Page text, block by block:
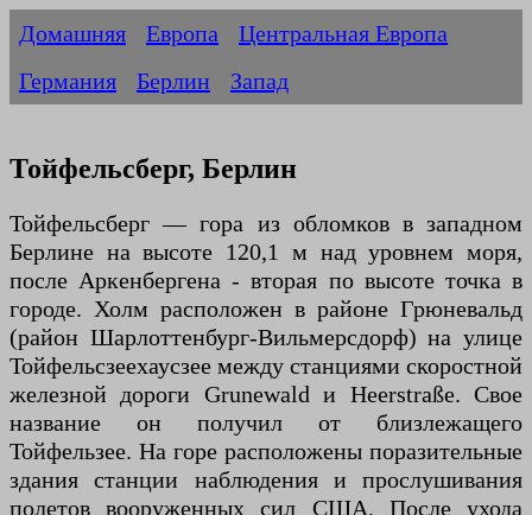
Домашняя Европа
Центральная Европа
Германия
Берлин Запад
Тойфельсберг, Берлин
Тойфельсберг — гора из обломков в западном
Берлине на высоте 120,1 м над уровнем моря,
после Аркенбергена - вторая по высоте точка в
городе. Холм расположен в районе Грюневальд
(район Шарлоттенбург-Вильмерсдорф) на улице
Тойфельсзеехаусзее между станциями скоростной
железной дороги Grunewald и Heerstraße. Свое
название он получил от близлежащего
Тойфельзее. На горе расположены поразительные
здания станции наблюдения и прослушивания
полетов вооруженных сил США. После ухода